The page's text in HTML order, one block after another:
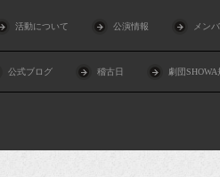
活動について 公演情報 メン
公式ブログ 稽古日 劇団SHOWA